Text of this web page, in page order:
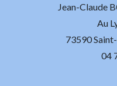
Jean-Claude
Au
73590
04